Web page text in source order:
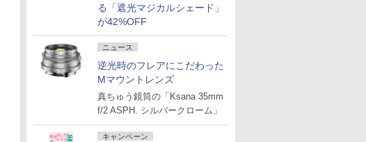
る「遮光マジカルシェード」
が42%OFF
ニュース
逆光時のフレアにこだわった
Mマウントレンズ
真ちゅう鏡筒の「Ksana 35mm
f/2 ASPH. シルバークローム」
キャンペーン